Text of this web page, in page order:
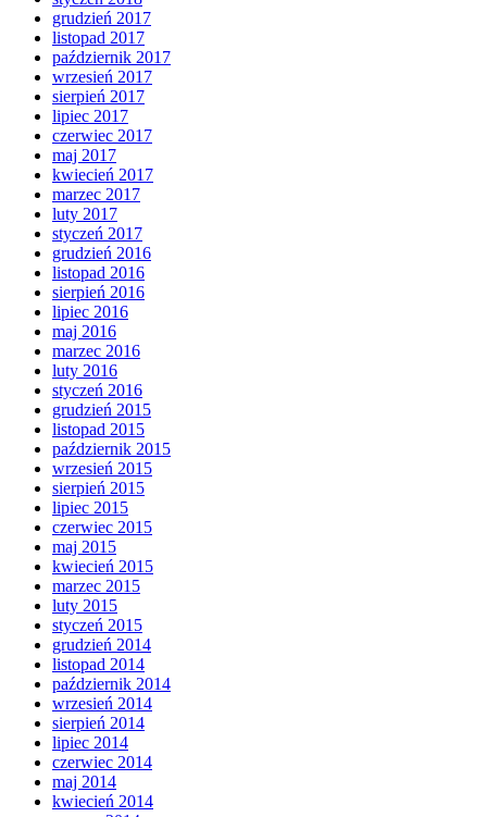
grudzień 2017
listopad 2017
październik 2017
wrzesień 2017
sierpień 2017
lipiec 2017
czerwiec 2017
maj 2017
kwiecień 2017
marzec 2017
luty 2017
styczeń 2017
grudzień 2016
listopad 2016
sierpień 2016
lipiec 2016
maj 2016
marzec 2016
luty 2016
styczeń 2016
grudzień 2015
listopad 2015
październik 2015
wrzesień 2015
sierpień 2015
lipiec 2015
czerwiec 2015
maj 2015
kwiecień 2015
marzec 2015
luty 2015
styczeń 2015
grudzień 2014
listopad 2014
październik 2014
wrzesień 2014
sierpień 2014
lipiec 2014
czerwiec 2014
maj 2014
kwiecień 2014